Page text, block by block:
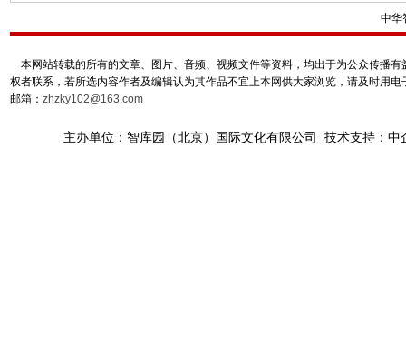
中华
本网站转载的所有的文章、图片、音频、视频文件等资料，均出于为公众传播
权者联系，若所选内容作者及编辑认为其作品不宜上本网供大家浏览，请及时用
邮箱： zhzky102@163.com
主办单位：智库园（北京）国际文化有限公司 技术支持：